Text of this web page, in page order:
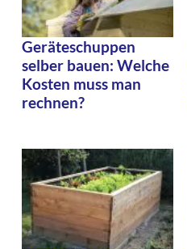
Geräteschuppen
selber bauen: Welche
Kosten muss man
rechnen?